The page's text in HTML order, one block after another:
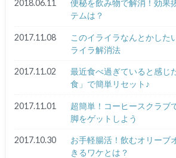
2018.06.11
便秘を飲み物で解消！効果
テムは？
2017.11.08
このイライラなんとかした
ライラ解消法
2017.11.02
最近食べ過ぎていると感じ
食」で簡単リセット♪
2017.11.01
超簡単！コーヒースクラブ
脚をゲットしよう
2017.10.30
お手軽腸活！飲むオリーブ
きるワケとは？